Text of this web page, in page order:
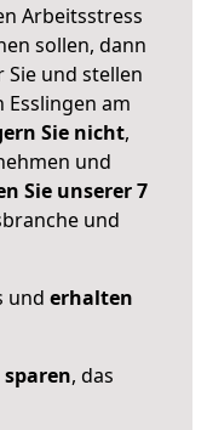
Arbeitsstress
sollen, dann
und stellen
Esslingen am
Sie nicht,
und
Sie unserer 7
und
und erhalten
sparen, das